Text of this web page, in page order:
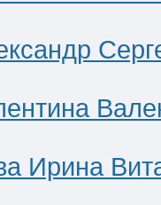
Ирина